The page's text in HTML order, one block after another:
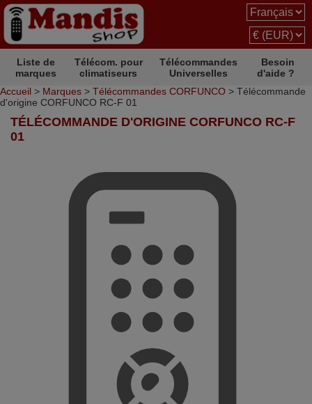
Liste de
marques
Télécom. pour
climatiseurs
Télécommandes
Universelles
Besoin
d'aide ?
Accueil > Marques > Télécommandes CORFUNCO > Télécommande
d'origine CORFUNCO RC-F 01
TÉLÉCOMMANDE D'ORIGINE CORFUNCO RC-F
01